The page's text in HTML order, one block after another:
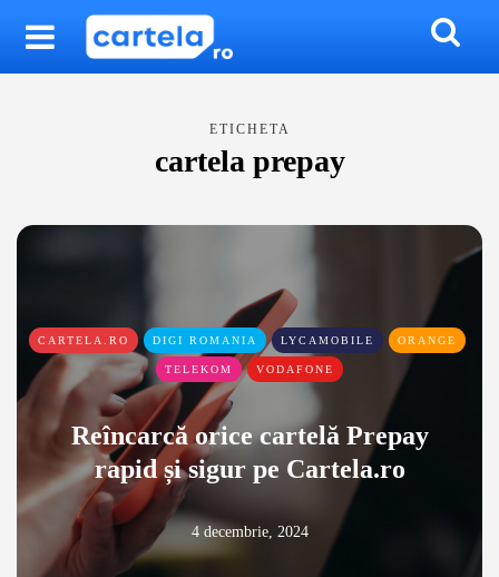
ETICHETA
cartela prepay
CARTELA.RO DIGI ROMANIA LYCAMOBILE ORANGE
TELEKOM VODAFONE
Reîncarcă orice cartelă Prepay
rapid și sigur pe Cartela.ro
4 decembrie, 2024